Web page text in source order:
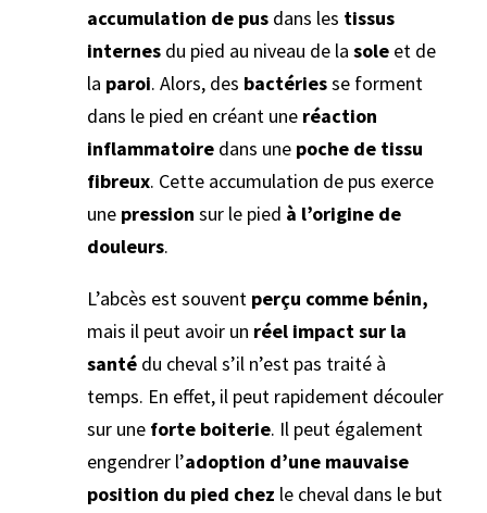
accumulation de pus dans les tissus
internes du pied au niveau de la sole et de
la paroi. Alors, des bactériesse forment
dans le pied en créant une réaction
inflammatoire dans une poche de tissu
fibreux. Cette accumulation de pus exerce
une pression sur le pied à l’origine de
douleurs.
L’abcès est souvent perçu comme bénin,
mais il peut avoir un réel impact sur la
santé du cheval s’il n’est pas traité à
temps. En effet, il peut rapidement découler
sur une forte boiterie. Il peut également
engendrer l’adoption d’une mauvaise
position du pied chez le cheval dans le but